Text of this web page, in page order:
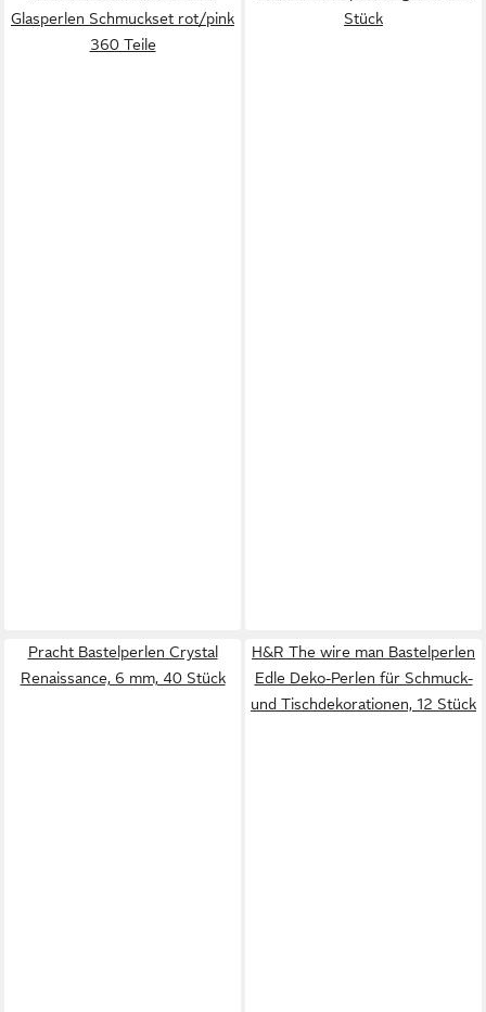
Glasperlen Schmuckset rot/pink
360 Teile
Stück
Pracht Bastelperlen Crystal
Renaissance, 6 mm, 40 Stück
H&R The wire man Bastelperlen
Edle Deko-Perlen für Schmuck-
und Tischdekorationen, 12 Stück